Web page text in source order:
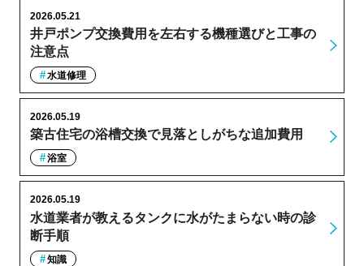
井戸ポンプ交換費用を左右する機種選びと工事の
注意点
2026.05.21
水道修理
築古住宅の浴槽交換で見落としがちな追加費用
2026.05.19
浴室
水道業者が教えるタンクに水がたまらない時の診
断手順
2026.05.19
知識